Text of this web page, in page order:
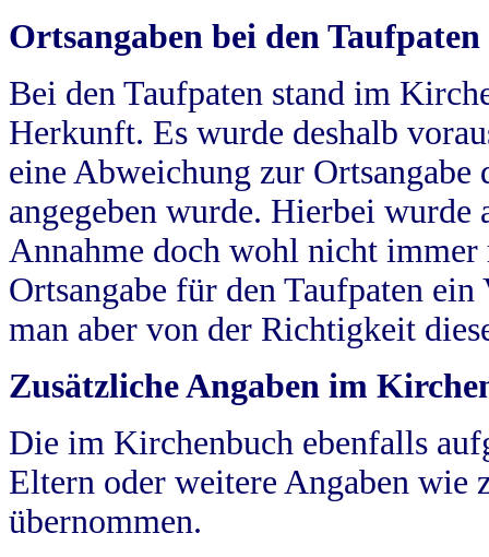
Ortsangaben bei den Taufpaten
Bei den Taufpaten stand im
Herkunft. Es wurde deshalb
eine Abweichung zur
angegeben wurde. Hierbei wurde
Annahme doch wohl nicht
Ortsangabe für den Taufpaten
man aber von der Richtigkeit
Zusätzliche Angaben im
Die im Kirchenbuch ebenfalls
Eltern oder weitere Angaben wie
übernommen.